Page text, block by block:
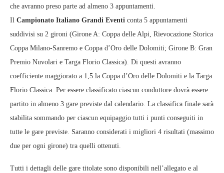
che avranno preso parte ad almeno 3 appuntamenti.
Il Campionato Italiano Grandi Eventi conta 5 appuntamenti
suddivisi su 2 gironi (Girone A: Coppa delle Alpi, Rievocazione Storica
Coppa Milano-Sanremo e Coppa d’Oro delle Dolomiti; Girone B: Gran
Premio Nuvolari e Targa Florio Classica). Di questi avranno
coefficiente maggiorato a 1,5 la Coppa d’Oro delle Dolomiti e la Targa
Florio Classica. Per essere classificato ciascun conduttore dovrà essere
partito in almeno 3 gare previste dal calendario. La classifica finale sarà
stabilita sommando per ciascun equipaggio tutti i punti conseguiti in
tutte le gare previste. Saranno considerati i migliori 4 risultati (massimo
due per ogni girone) tra quelli ottenuti.
Tutti i dettagli delle gare titolate sono disponibili nell’allegato e al